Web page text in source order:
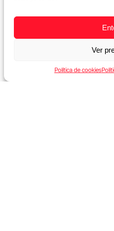
Ver
Política de cookies